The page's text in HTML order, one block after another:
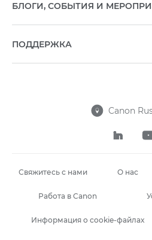
БЛОГИ, СОБЫТИЯ И
ПОДДЕРЖКА
 Canon
 
Свяжитесь с нами О нас
Работа в Canon
Информация о cookie-файлах